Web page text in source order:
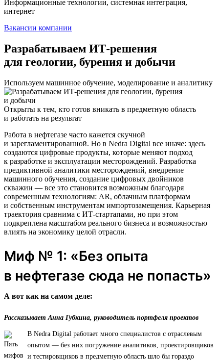
Информационные технологии, системная интеграция,
интернет
Вакансии компании
Разрабатываем ИТ-решения
для геологии, бурения и добычи
Используем машинное обучение, моделирование и аналитику
Открыты к тем, кто готов вникать в предметную область
и работать на результат
Работа в нефтегазе часто кажется скучной
и зарегламентированной. Но в Nedra Digital все иначе: здесь
создаются цифровые продукты, которые меняют подход
к разработке и эксплуатации месторождений. Разработка
предиктивной аналитики месторождений, внедрение
машинного обучения, создание цифровых двойников
скважин — все это становится возможным благодаря
современным технологиям: AR, облачным платформам
и собственным инструментам импортозамещения. Карьерная
траектория сравнима с ИТ-стартапами, но при этом
подкреплена масштабом реального бизнеса и возможностью
влиять на экономику целой отрасли.
Миф № 1: «Без опыта
в нефтегазе сюда не попасть»
А вот как на самом деле:
Рассказывает Анна Губкина, руководитель портфеля проектов
В Nedra Digital работает много специалистов с отраслевым
опытом — без них погружение аналитиков, проектировщиков
и тестировщиков в предметную область шло бы гораздо